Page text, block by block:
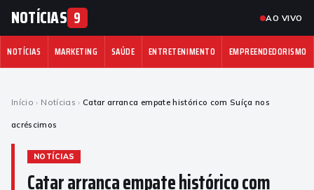
NOTÍCIAS 9 AO VIVO
NOTÍCIAS MARKETING SAÚDE ENTRETENIMENTO EMPREENDEDORISMO
Início › Notícias › Catar arranca empate histórico com Suíça nos
acréscimos
NOTÍCIAS
Catar arranca empate histórico com